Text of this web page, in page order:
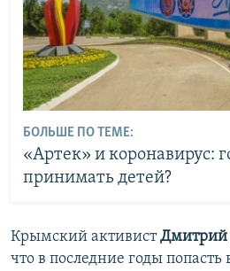
БОЛЬШЕ ПО ТЕМЕ:
«Артек» и коронавирус:
принимать детей?
Крымский активистДмитрий
что в последние годы попасть